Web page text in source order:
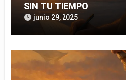
SIN TU TIEMPO
junio 29, 2025